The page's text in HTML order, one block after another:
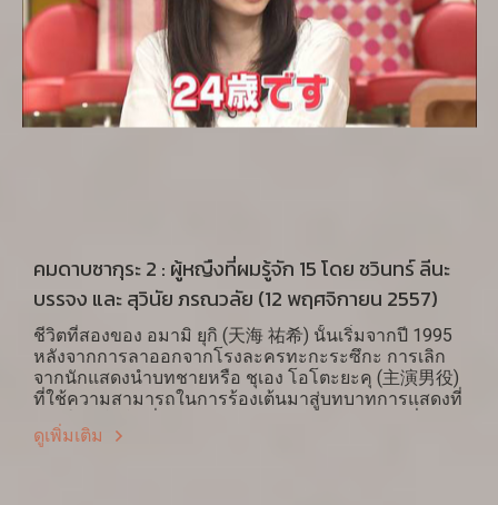
คมดาบซากุระ 2 : ผู้หญืงที่ผมรู้จัก 15 โดย ชวินทร์ ลีนะ
บรรจง และ สุวินัย ภรณวลัย (12 พฤศจิกายน 2557)
ชีวิตที่สองของ อมามิ ยุกิ (天海 祐希) นั้นเริ่มจากปี 1995
หลังจากการลาออกจากโรงละครทะกะระซึกะ การเลิก
จากนักแสดงนำบทชายหรือ ชุเอง โอโตะยะคุ (主演男役)
ที่ใช้ความสามารถในการร้องเต้นมาสู่บทบาทการแสดงที่
ส่วนใหญ่ไม่ได้พึ่งพาการ ร้องเต้นเหมือนละครเวทีที่เคย
แสดง นับได้ว่าเป็นความท้าทายเพราะเป็นเสมือนต้องเริ่ม
ดูเพิ่มเติม